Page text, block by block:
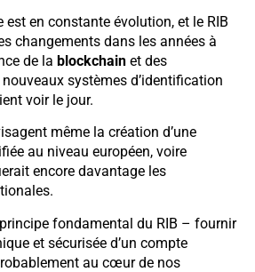
est en constante évolution, et le RIB
changements dans les années à
de la blockchain et des
nouveaux systèmes d’identification
voir le jour.
même la création d’une
au niveau européen, voire
encore davantage les
fondamental du RIB – fournir
et sécurisée d’un compte
au cœur de nos